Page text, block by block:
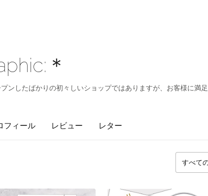
＊
ンしたばかりの初々しいショップではありますが、お客様に満
フィール レビュー レター